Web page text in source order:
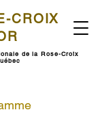
CROIX
de la Rose-Croix